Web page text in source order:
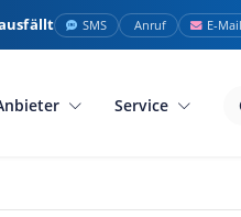
SMS Anruf E-Mail
Service